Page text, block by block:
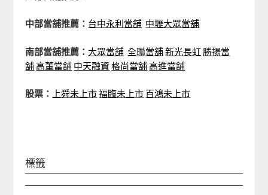
中部當舖推薦： 台中永利當舖 中壢大眾當舖
南部當舖推薦： 大眾當舖 全聯當舖新光長虹 勝揚當
舖高董當舖 中天融資格尚當舖高進當舖
股票： 上舜未上市福臨未上市 百鴻未上市
標籤